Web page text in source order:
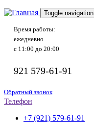
Toggle navigation
Время работы:
ежедневно
с 11:00 до 20:00
921 579-61-91
Обратный звонок
Телефон
+7 (921) 579-61-91